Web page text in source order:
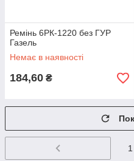
Ремінь 6РК-1220 без ГУР
Газель
Немає в наявності
184,60 ₴
1